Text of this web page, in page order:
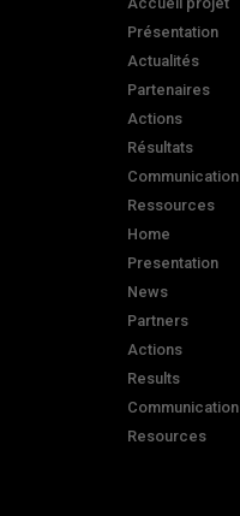
Présentation
Actualités
Partenaires
Actions
Résultats
Communication
Ressources
Home
Presentation
News
Partners
Actions
Results
Communication
Resources